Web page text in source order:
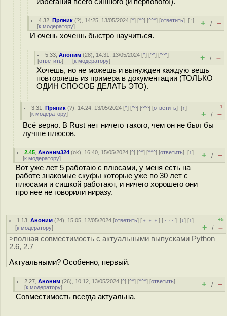
4.32 ,Пряник (?), 14:25, 13/05/2024 [^] [^^] [^^^] [ответить][↑]
[к модератору] + / –
И очень хочешь быстро научиться.
5.33 ,Аноним (28), 14:31, 13/05/2024 [^] [^^] [^^^]
[ответить] [к модератору] + / –
Хочешь, но не можешь и вынужден каждую вещь
повторяешь из примера в документации (ТОЛЬКО
ОДИН СПОСОБ ДЕЛАТЬ ЭТО).
3.31 ,Пряник (?), 14:24, 13/05/2024 [^] [^^] [^^^] [ответить][↑]
[к модератору]
–1
+ / –
Всё верно. В Rust нет ничего такого, чем он не был бы
лучше плюсов.
2.45 ,Аноним324 (ok), 16:40, 15/05/2024 [^] [^^] [^^^] [ответить][↑]
[к модератору] + / –
Вот уже лет 5 работаю с плюсами, у меня есть на
работе знакомые скуфы которые уже по 30 лет с
плюсами и сишкой работают, и ничего хорошего они
про нее не говорили ниразу.
1.13 ,Аноним (24), 15:05, 12/05/2024 [ответить] [ ﹢﹢﹢] [ · · ·][↓] [↑]
[к модератору]
+5
+ / –
>полная совместимость с актуальными выпусками Python
2.6, 2.7
Актуальными? Особенно, первый.
2.27 ,Аноним (26), 10:12, 13/05/2024 [^] [^^] [^^^] [ответить]
[к модератору] + / –
Совместимость всегда актуальна.